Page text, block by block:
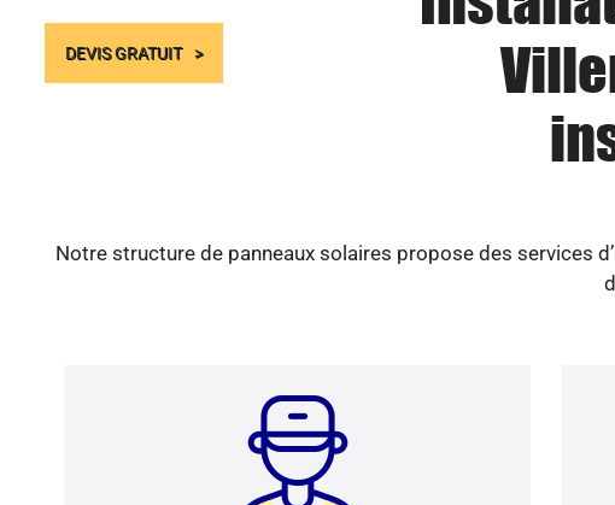
DEVIS GRATUIT
Notre structure de panneaux solaires propose des services